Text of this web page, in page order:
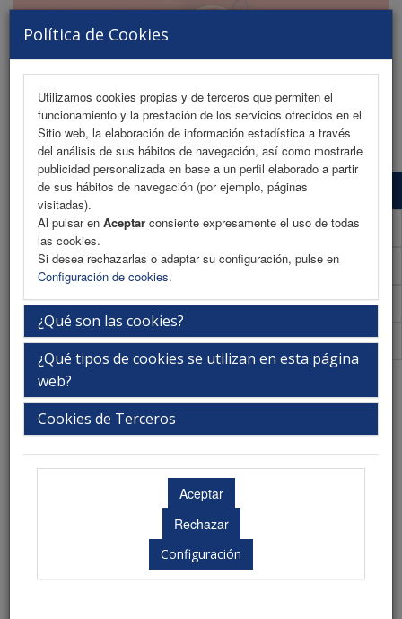
Política de Cookies
Utilizamos cookies propias y de terceros que permiten el
funcionamiento y la prestación de los servicios ofrecidos en el
Sitio web, la elaboración de información estadística a través
del análisis de sus hábitos de navegación, así como mostrarle
publicidad personalizada en base a un perfil elaborado a partir
de sus hábitos de navegación (por ejemplo, páginas
visitadas).
Al pulsar en Aceptar consiente expresamente el uso de todas
las cookies.
Si desea rechazarlas o adaptar su configuración, pulse en
Configuración de cookies.
¿Qué son las cookies?
¿Qué tipos de cookies se utilizan en esta página
web?
Cookies de Terceros
Configuración
MENU
Programa Científico
Programa Científico (PDF)
Cronograma Programa Científico
Plantilla
Acreditaciones
Onica Armijo Suárez